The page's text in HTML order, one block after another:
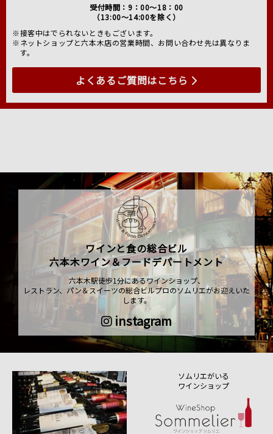
受付時間：9：00～18：00
（13:00～14:00を除く）
※接客中はでられないときもございます。
※ネットショップと六本木店の営業時間、お問い合わせ先は異なりま
す。
よくあるご質問はこちら
ワインと食の総合ビル
六本木ワイン＆フードデパートメント
六本木駅徒歩1分にあるワインショップ、
レストラン、パン＆スイーツの総合ビルプロのソムリエがお迎えいた
します。
instagram
ソムリエがいる
ワインショップ